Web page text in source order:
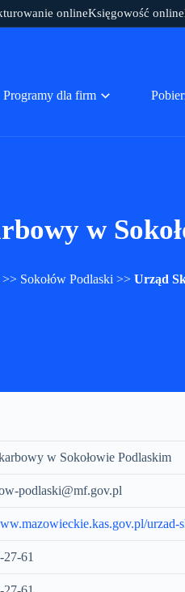
onlineKsięgowość online
Programy dla firm
w
>> Sokołów Podlaski >> Urząd
w Sokołowie Podlaskim
podlaski@mf.gov.pl
61